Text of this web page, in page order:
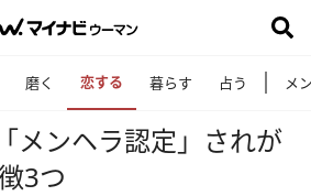
磨く 恋する 暮らす 占う メ
メンヘラ認定」されが
3つ